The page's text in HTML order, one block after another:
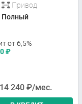
Привод
Полный
от 6,5%
₽
14 240 ₽/мес.